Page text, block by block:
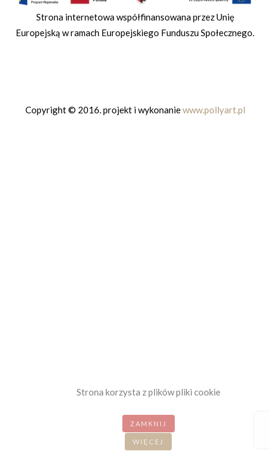
Strona internetowa współfinansowana przez Unię
Europejską w ramach Europejskiego Funduszu Społecznego.
Copyright © 2016. projekt i wykonaniewww.pollyart.pl
Strona korzysta z plików pliki cookie
ZAMKNIJ
WIĘCEJ